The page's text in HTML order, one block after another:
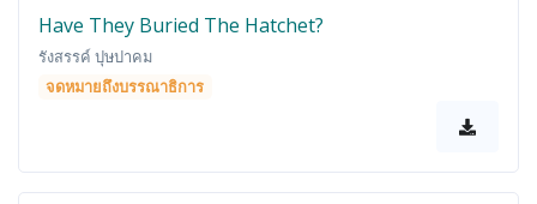
Have They Buried The Hatchet?
รังสรรค์ ปุษปาคม
จดหมายถึงบรรณาธิการ